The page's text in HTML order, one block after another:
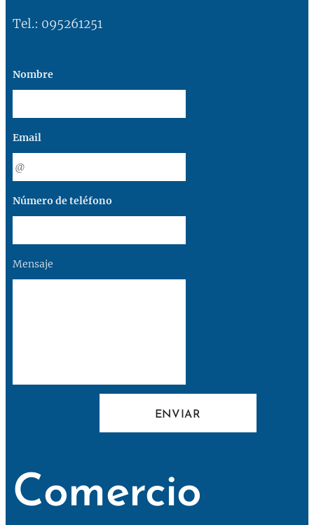
Tel.: 095261251
Nombre
Email
Número de teléfono
Mensaje
ENVIAR
Comercio